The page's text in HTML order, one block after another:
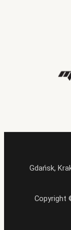
Gdańsk,
Copyright